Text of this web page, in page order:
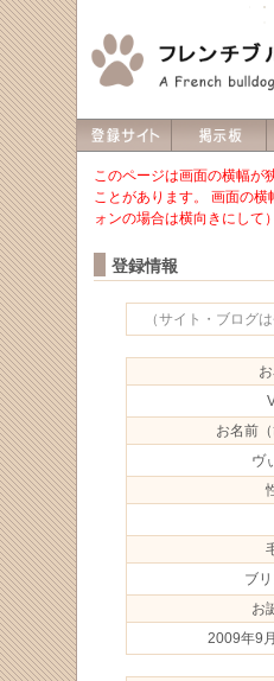
このページは画面の横幅が
ことがあります。 画面の
ォンの場合は横向きにして
登録情報
（サイト・ブログ
お名前（
ヴ
ブ
お
2009年9